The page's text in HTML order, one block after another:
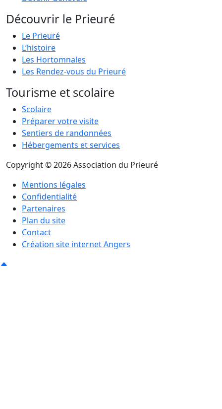
Découvrir le Prieuré
Le Prieuré
L’histoire
Les Hortomnales
Les Rendez-vous du Prieuré
Tourisme et scolaire
Scolaire
Préparer votre visite
Sentiers de randonnées
Hébergements et services
Copyright © 2026 Association du Prieuré
Mentions légales
Confidentialité
Partenaires
Plan du site
Contact
Création site internet Angers